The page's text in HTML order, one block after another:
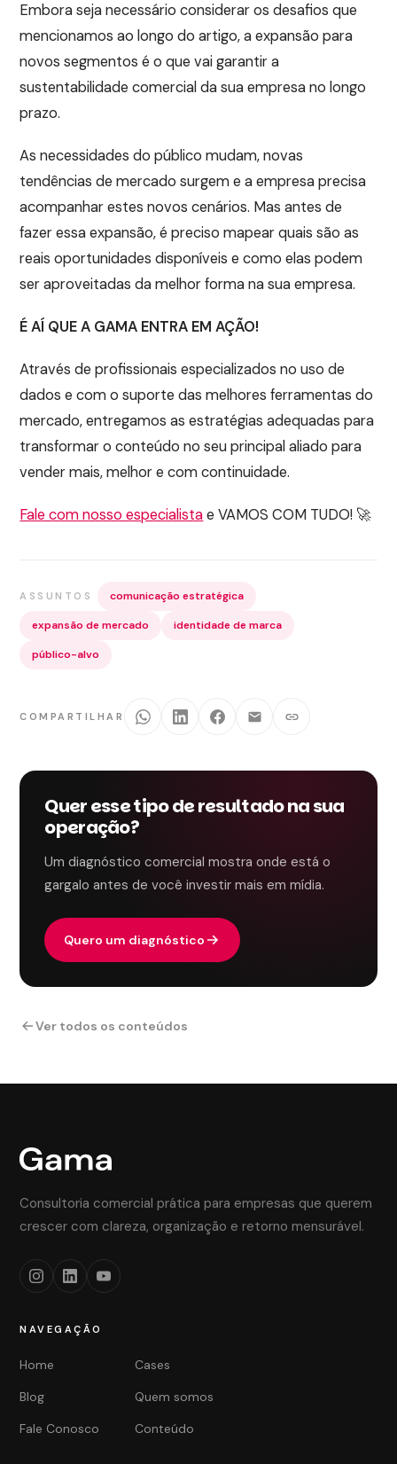
Embora seja necessário considerar os desafios que
mencionamos ao longo do artigo, a expansão para
novos segmentos é o que vai garantir a
sustentabilidade comercial da sua empresa no longo
prazo.
As necessidades do público mudam, novas
tendências de mercado surgem e a empresa precisa
acompanhar estes novos cenários. Mas antes de
fazer essa expansão, é preciso mapear quais são as
reais oportunidades disponíveis e como elas podem
ser aproveitadas da melhor forma na sua empresa.
É AÍ QUE A GAMA ENTRA EM AÇÃO!
Através de profissionais especializados no uso de
dados e com o suporte das melhores ferramentas do
mercado, entregamos as estratégias adequadas para
transformar o conteúdo no seu principal aliado para
vender mais, melhor e com continuidade.
Fale com nosso especialistae VAMOS COM TUDO! 🚀
ASSUNTOS comunicação estratégica
expansão de mercado identidade de marca
público-alvo
COMPARTILHAR
Quer esse tipo de resultado na sua
operação?
Um diagnóstico comercial mostra onde está o
gargalo antes de você investir mais em mídia.
Quero um diagnóstico
Ver todos os conteúdos
Consultoria comercial prática para empresas que querem
crescer com clareza, organização e retorno mensurável.
NAVEGAÇÃO
Home
Cases
Blog
Quem somos
Fale Conosco
Conteúdo